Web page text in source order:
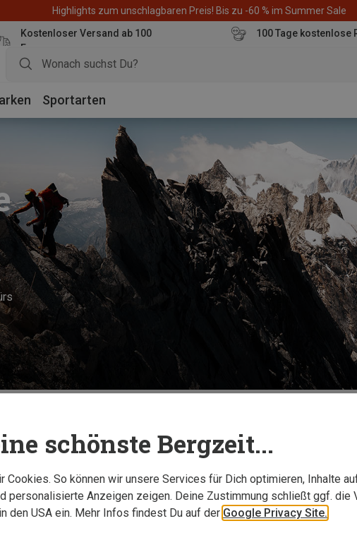
Highlights zum unschlagbaren Preis! Bis zu -60 % im Summer Sale
Kostenloser Versand ab 100
Euro
100 Tage kostenlose
Sportarten
schönste Bergzeit...
Cookies. So können wir unsere Services für Dich optimieren, Inhalte
personalisierte Anzeigen zeigen. Deine Zustimmung schließt ggf. die
den USA ein. Mehr Infos findest Du auf der Google Privacy Site.